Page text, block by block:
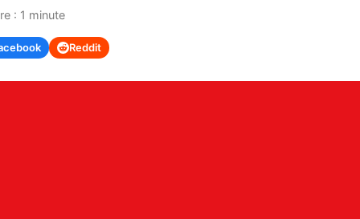
: 1 minute
Reddit